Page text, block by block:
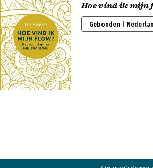
Hoe vind ik mijn
Gebonden |